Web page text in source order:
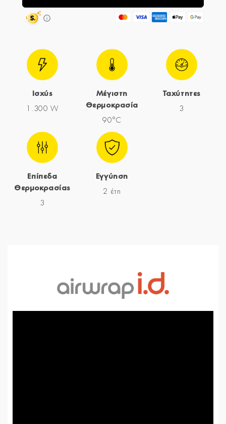
Ισχύς
1.300 W
Μέγιστη
Θερμοκρασία
90°C
Ταχύτητες
3
Επίπεδα
Θερμοκρασίας
3
Εγγύηση
2 έτη